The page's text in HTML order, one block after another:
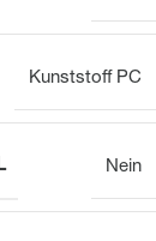
Kunststoff PC
Nein